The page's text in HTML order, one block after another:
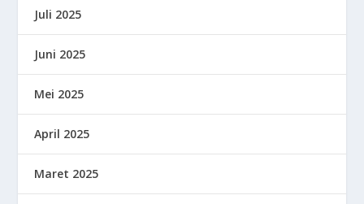
Juli 2025
Juni 2025
Mei 2025
April 2025
Maret 2025